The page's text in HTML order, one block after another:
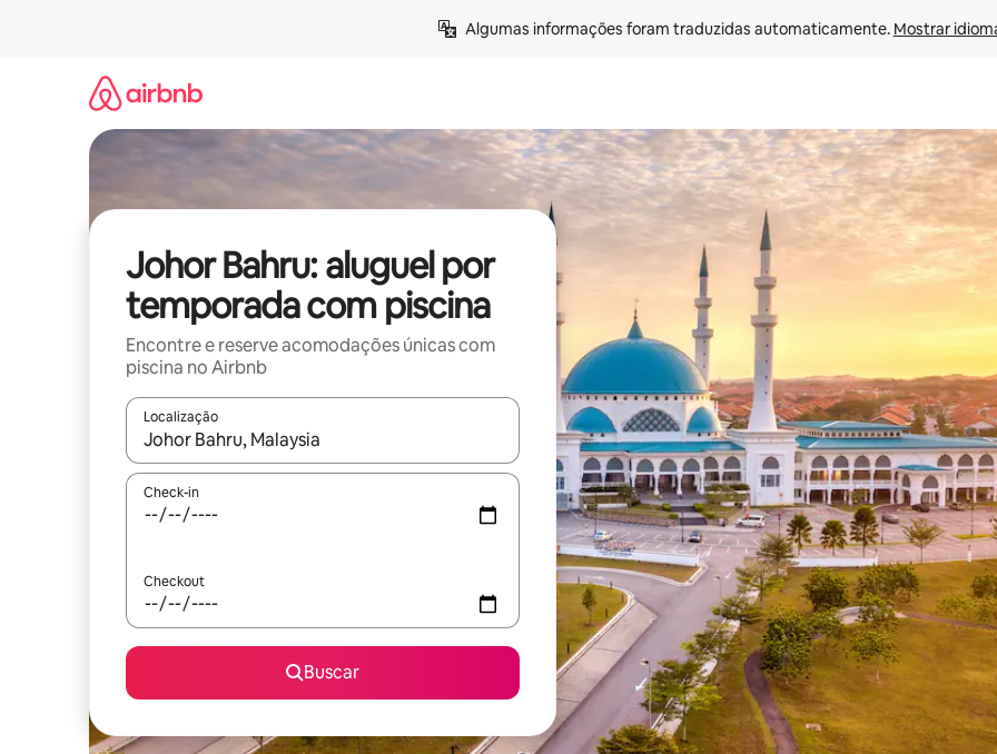
Algumas informações foram traduzidas automaticamente. Mostrar
Johor Bahru: aluguel por
temporada com piscina
Encontre e reserve acomodações únicas com
piscina no Airbnb
Localização
Quando os resultados estiverem disponíveis, explore-os usando as seta para cima e para baixo do teclado ou tocando
Check-in
Checkout
Buscar